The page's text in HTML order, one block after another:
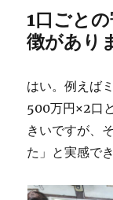
1口ごと
徴があり
はい。例えば
500万円×2口
きいですが、
た」と実感で